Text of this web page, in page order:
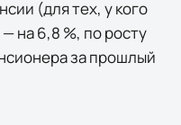
(для тех, у кого
— на6,8 %, по росту
за прошлый